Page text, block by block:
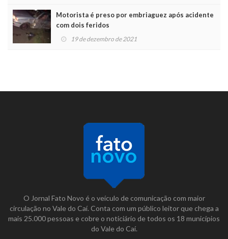
Motorista é preso por embriaguez após acidente
com dois feridos
19 de dezembro de 2021
O Jornal Fato Novo é o veículo de comunicação com maior
circulação no Vale do Caí. Conta com um público leitor que chega a
mais 25.000 pessoas e cobre o noticiário de todos os 18 municípios
do Vale do Caí.